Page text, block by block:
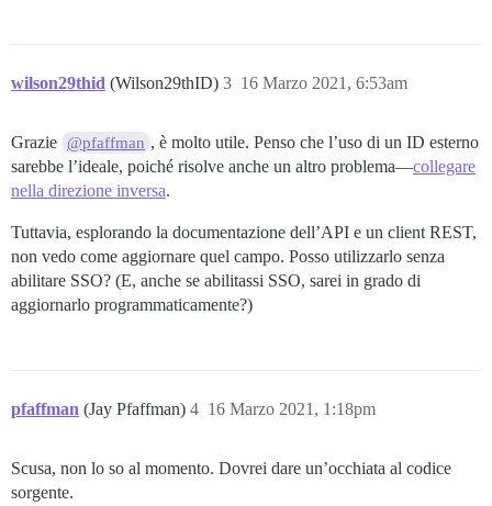
wilson29thid (Wilson29thID) 16 Marzo 2021, 6:53am
3
Grazie @pfaffman , è molto utile. Penso che l’uso di un ID esterno
sarebbe l’ideale, poiché risolve anche un altro problema—collegare
nella direzione inversa.
Tuttavia, esplorando la documentazione dell’API e un client REST,
non vedo come aggiornare quel campo. Posso utilizzarlo senza
abilitare SSO? (E, anche se abilitassi SSO, sarei in grado di
aggiornarlo programmaticamente?)
pfaffman (Jay Pfaffman) 16 Marzo 2021, 1:18pm
4
Scusa, non lo so al momento. Dovrei dare un’occhiata al codice
sorgente.